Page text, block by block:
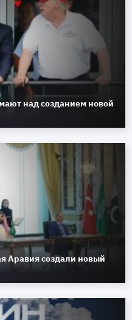
над созданием новой
Аравия создали новый